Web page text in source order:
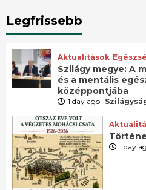
Legfrissebb
Aktualitások
Szilágy megye: A
és a mentális
középpontjába
1 day ago
1 day